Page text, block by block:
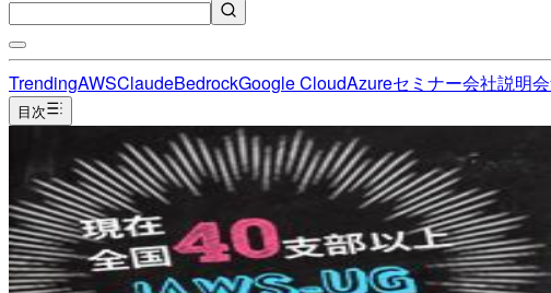
TrendingAWSClaudeBedrockGoogle CloudAzureセミナー会社説明会
目次